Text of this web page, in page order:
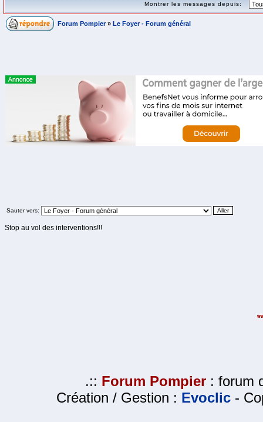
Montrer les messages depuis:
Forum Pompier » Le Foyer - Forum général
Sauter vers:
Stop au vol des interventions!!!
.:: Forum Pompier : forum
Création / Gestion : Evoclic -